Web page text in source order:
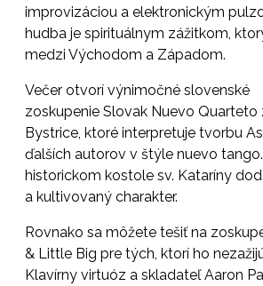
improvizáciou a elektronickým
hudba je spirituálnym zážitkom,
medzi Východom a Západom.
Večer otvorí výnimočné slovenské
zoskupenie Slovak Nuevo Quarteto
Bystrice , ktoré interpretuje tvorbu
ďalších autorov v štýle nuevo
historickom kostole sv. Kataríny
a kultivovaný charakter.
Rovnako sa môžete tešiť na
& Little Big pre tých, ktorí ho
Klavírny virtuóz a skladateľ Aaron